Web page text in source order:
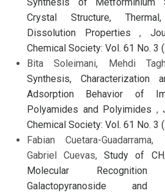
Crystal Structure,
Dissolution Properties ,
Chemical Society: Vol. 61 No. 3
Bita Soleimani, Mehdi
Synthesis,
Adsorption Behavior of
Polyamides and Polyimides ,
Chemical Society: Vol. 61 No. 3
Fabian Cuetara-
Gabriel Cuevas,Study of
Molecular
Galactopyranoside